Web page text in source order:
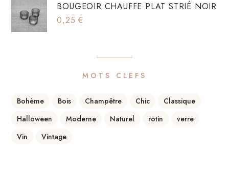
BOUGEOIR CHAUFFE PLAT STRIÉ NOIR
0,25 €
MOTS CLEFS
Bohème Bois Champêtre Chic
Classique
Halloween
Moderne Naturel rotin
verre
Vin
Vintage